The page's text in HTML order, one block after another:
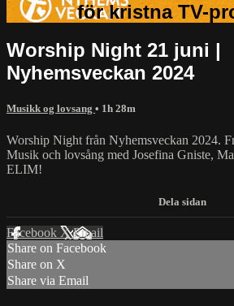
Worship Night 21 juni |
Nyhemsveckan 2024
Musikk og lovsang • 1h 28m
Worship Night från Nyhemsveckan 2024.
Musik och lovsång med Josefina Gniste,
ELIM!
Facebook XEmail
Share on Facebook
Share on X
Share via Email